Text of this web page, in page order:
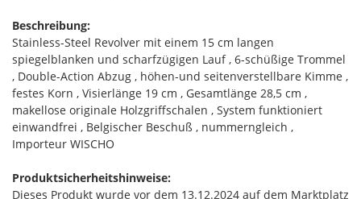
Beschreibung:
Stainless-Steel Revolver mit einem 15 cm langen
spiegelblanken und scharfzügigen Lauf , 6-schüßige Trommel
, Double-Action Abzug , höhen-und seitenverstellbare Kimme ,
festes Korn , Visierlänge 19 cm , Gesamtlänge 28,5 cm ,
makellose originale Holzgriffschalen , System funktioniert
einwandfrei , Belgischer Beschuß , nummerngleich ,
Importeur WISCHO
Produktsicherheitshinweise:
Dieses Produkt wurde vor dem 13.12.2024 auf dem Marktplatz